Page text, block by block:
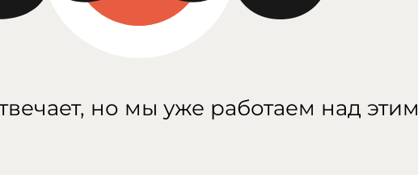
но мы уже работаем над этим